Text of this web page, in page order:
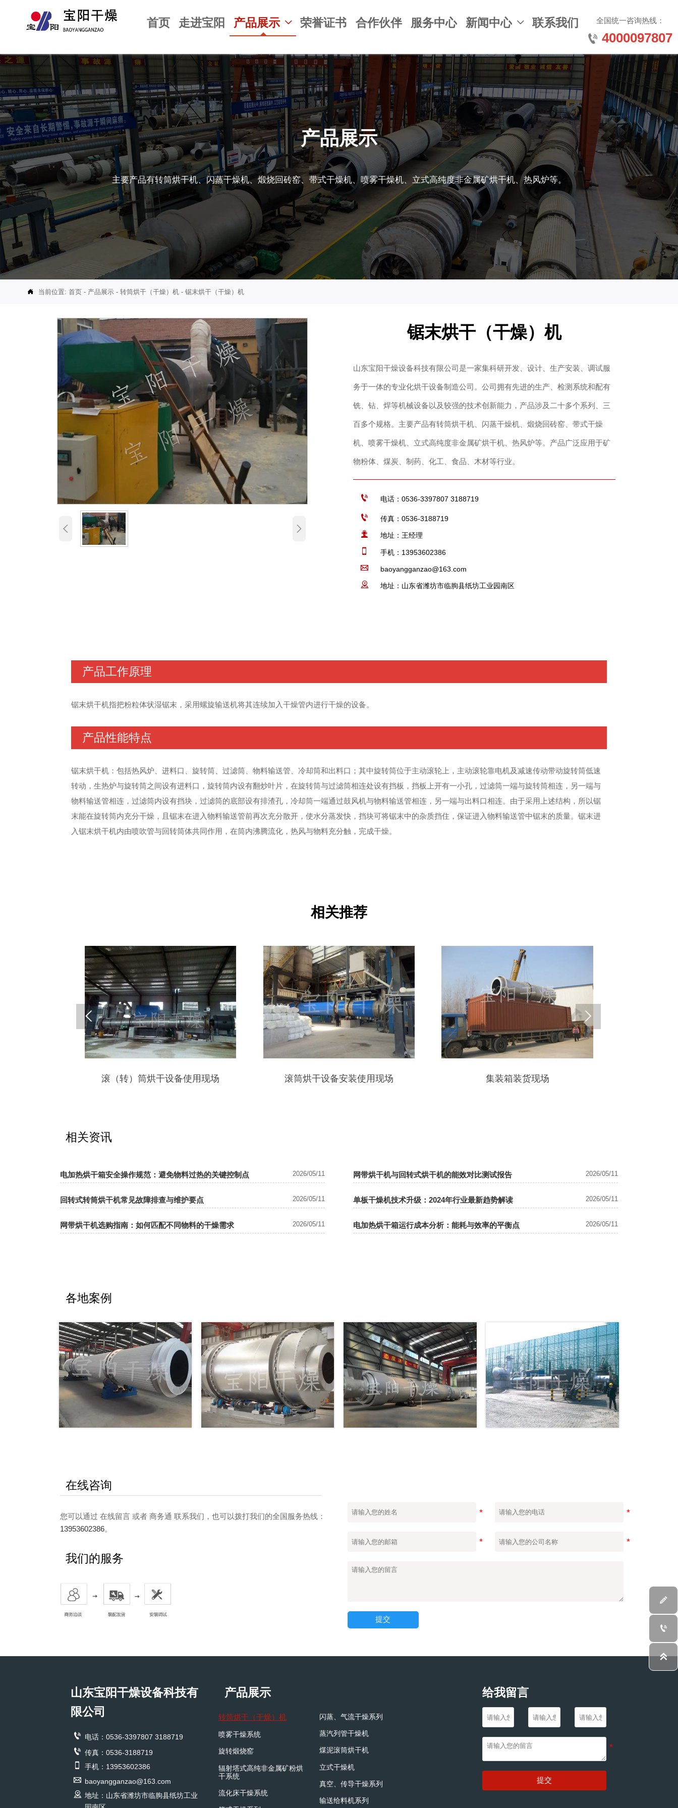
首页 走进宝阳 产品展示  荣誉证书 合作伙伴 服务中心 新闻中心  联系我们 全国统一咨询热线：
 4000097807
产品展示
主要产品有转筒烘干机、闪蒸干燥机、煅烧回砖窑、带式干燥机、喷雾干燥机、立式高纯度非金属矿烘干机、热风炉等。
 当前位置:首页 - 产品展示 -转筒烘干（干燥）机 -锯末烘干（干燥）机
 
锯末烘干（干燥）机
山东宝阳干燥设备科技有限公司是一家集科研开发、设计、生产安装、调试服
务于一体的专业化烘干设备制造公司。公司拥有先进的生产、检测系统和配有
铣、钻、焊等机械设备以及较强的技术创新能力，产品涉及二十多个系列、三
百多个规格。主要产品有转筒烘干机、闪蒸干燥机、煅烧回砖窑、带式干燥
机、喷雾干燥机、立式高纯度非金属矿烘干机、热风炉等。产品广泛应用于矿
物粉体、煤炭、制药、化工、食品、木材等行业。
 电话：0536-3397807 3188719
 传真：0536-3188719
 地址：王经理
 手机：13953602386
 baoyangganzao@163.com
 地址：山东省潍坊市临朐县纸坊工业园南区
产品工作原理
锯末烘干机指把粉粒体状湿锯末，采用螺旋输送机将其连续加入干燥管内进行干燥的设备。
产品性能特点
锯末烘干机：包括热风炉、进料口、旋转筒、过滤筒、物料输送管、冷却筒和出料口；其中旋转筒位于主动滚轮上，主动滚轮靠电机及减速传动带动旋转筒低速
转动，生热炉与旋转筒之间设有进料口，旋转筒内设有翻炒叶片，在旋转筒与过滤筒相连处设有挡板，挡板上开有一小孔，过滤筒一端与旋转筒相连，另一端与
物料输送管相连，过滤筒内设有挡块，过滤筒的底部设有排渣孔，冷却筒一端通过鼓风机与物料输送管相连，另一端与出料口相连。由于采用上述结构，所以锯
末能在旋转筒内充分干燥，且锯末在进入物料输送管前再次充分散开，使水分蒸发快，挡块可将锯末中的杂质挡住，保证进入物料输送管中锯末的质量。锯末进
入锯末烘干机内由喷吹管与回转筒体共同作用，在筒内沸腾流化，热风与物料充分触，完成干燥。
相关推荐
滚（转）筒烘干设备使用现场 滚筒烘干设备安装使用现场 集装箱装货现场
 
相关资讯
电加热烘干箱安全操作规范：避免物料过热的关键控制点 2026/05/11
回转式转筒烘干机常见故障排查与维护要点 2026/05/11
网带烘干机选购指南：如何匹配不同物料的干燥需求 2026/05/11
网带烘干机与回转式烘干机的能效对比测试报告 2026/05/11
单板干燥机技术升级：2024年行业最新趋势解读 2026/05/11
电加热烘干箱运行成本分析：能耗与效率的平衡点 2026/05/11
各地案例
在线咨询
您可以通过 在线留言 或者 商务通 联系我们，也可以拨打我们的全国服务热线：
13953602386。
我们的服务
提交
山东宝阳干燥设备科技有
限公司
 电话：0536-3397807 3188719
 传真：0536-3188719
 手机：13953602386
 baoyangganzao@163.com
 地址：山东省潍坊市临朐县纸坊工业
产品展示
转筒烘干（干燥）机
喷雾干燥系统
旋转煅烧窑
辐射塔式高纯非金属矿粉烘
干系统
流化床干燥系统
闪蒸、气流干燥系列
蒸汽列管干燥机
煤泥滚筒烘干机
立式干燥机
真空、传导干燥系列
输送给料机系列
给我留言
提交


